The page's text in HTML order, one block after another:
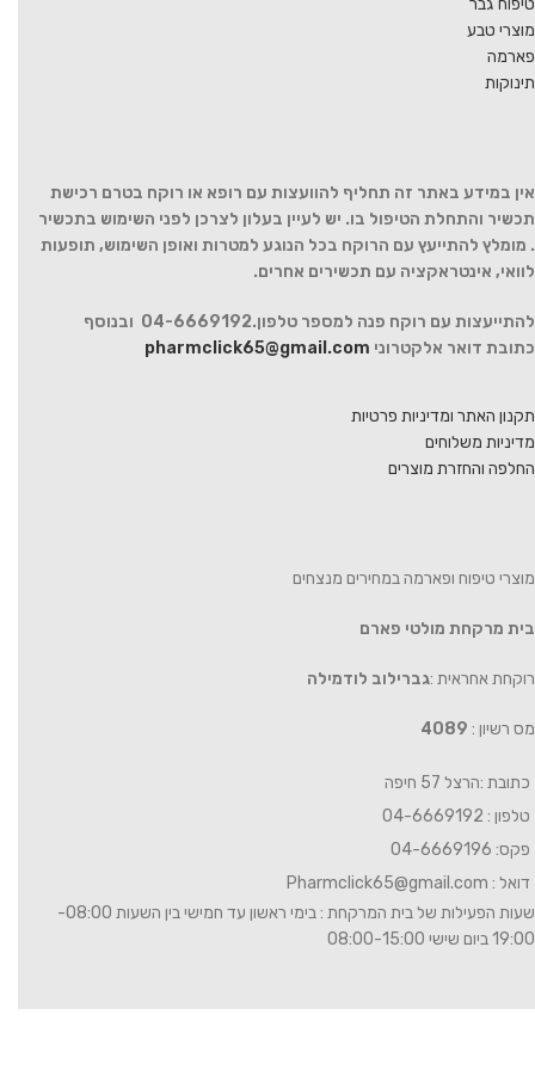
מוצרי טבע
פארמה
תינוקות
אין במידע באתר זה תחליף להוועצות עם רופא או רוקח בטרם רכישת
תכשיר והתחלת הטיפול בו. יש לעיין בעלון לצרכן לפני השימוש בתכשיר
. מומלץ להתייעץ עם הרוקח בכל הנוגע למטרות ואופן השימוש, תופעות
לוואי, אינטראקציה עם תכשירים אחרים.
להתייעצות עם רוקח פנה למספר טלפון.04-6669192 ובנוסף
כתובת דואר אלקטרוני pharmclick65@gmail.com
תקנון האתר ומדיניות פרטיות
מדיניות משלוחים
החלפה והחזרת מוצרים
מוצרי טיפוח ופארמה במחירים מנצחים
בית מרקחת מולטי פארם
רוקחת אחראית :גברילוב לודמילה
מס רשיון : 4089
כתובת :הרצל 57 חיפה
טלפון : 04-6669192
פקס: 04-6669196
דואל : Pharmclick65@gmail.com
שעות הפעילות של בית המרקחת : בימי ראשון עד חמישי בין השעות 08:00-
19:00 ביום שישי 08:00-15:00